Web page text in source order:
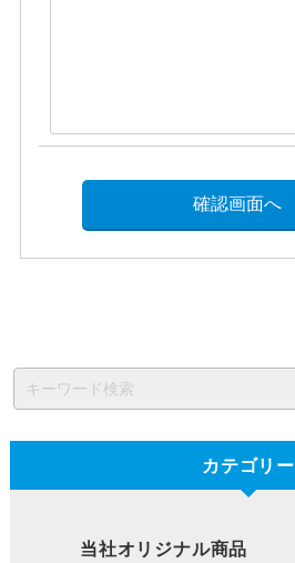
カテゴリー
当社オリジナル商品